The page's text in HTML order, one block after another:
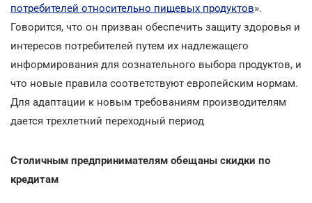
потребителей относительно пищевых продуктов».
Говорится, что он призван обеспечить защиту здоровья и
интересов потребителей путем их надлежащего
информирования для сознательного выбора продуктов, и
что новые правила соответствуют европейским нормам.
Для адаптации к новым требованиям производителям
дается трехлетний переходный период
Столичным предпринимателям обещаны скидки по
кредитам